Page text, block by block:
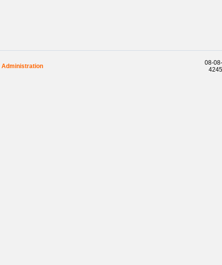
Administration
08-